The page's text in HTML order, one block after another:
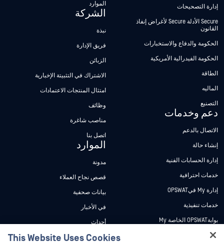
إدارة التصحيحات
Secure الأدلة Secure لأغراض إنفاذ
القانون
الحكومة والدفاع والاستخبارات
الحكومة الفيدرالية الأمريكية
الطاقة
الماليه
التصنيع
دعم وخدمات
الاتصال بالدعم
إنشاء حالة
إدارة الحسابات الفنية
خدمات احترافية
إدارة My فيOPSWAT
خدمات تنفيذية
بوابةOPSWAT الخاصة My
وثائق تقنية
الموارد
الشركة
نبذة
فريق الإدارة
الزبائن
الاشتراك في التثبيتة الإخبارية
امتثال المنتجات الاعتمادات
وظائف
مناصب شاغرة
اتصل بنا
الموارد
مدونة
قصص نجاح العملاء
بيانات صحفية
في الأخبار
أحداث
ندوات عبر الإنترنت
This Website Uses Cookies